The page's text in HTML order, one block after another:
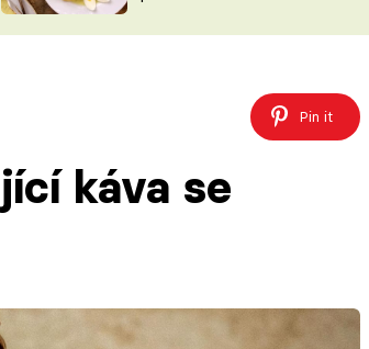
VYCHYTÁVKY
Pin it
káva se